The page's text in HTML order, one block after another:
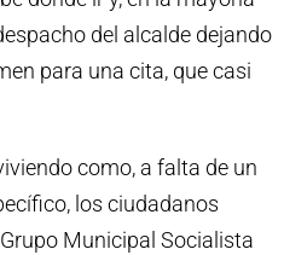
del alcalde dejando
para una cita, que casi
como, a falta de un
los ciudadanos
Municipal Socialista